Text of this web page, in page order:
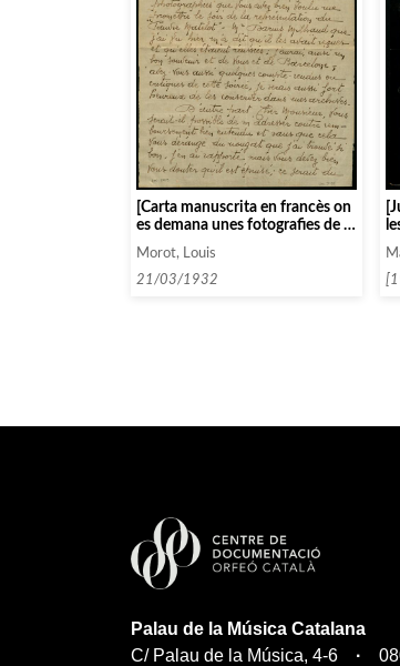
[Carta manuscrita en francès on
es demana unes fotografies de la
«Le Pauvre Maletot»]
Morot, Louis
21/03/1932
Palau de la Música Catalana
C/ Palau de la Música, 4-6